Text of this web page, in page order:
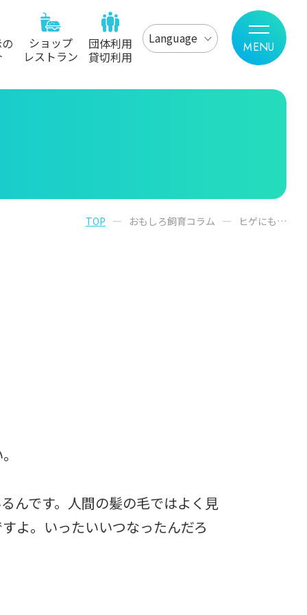
ショップ
レストラン
団体利用
貸切利用
Language
TOP おもしろ飼育コラム ヒゲにも…
んです。人間の髪の毛ではよく見
よ。いったいいつなったんだろ